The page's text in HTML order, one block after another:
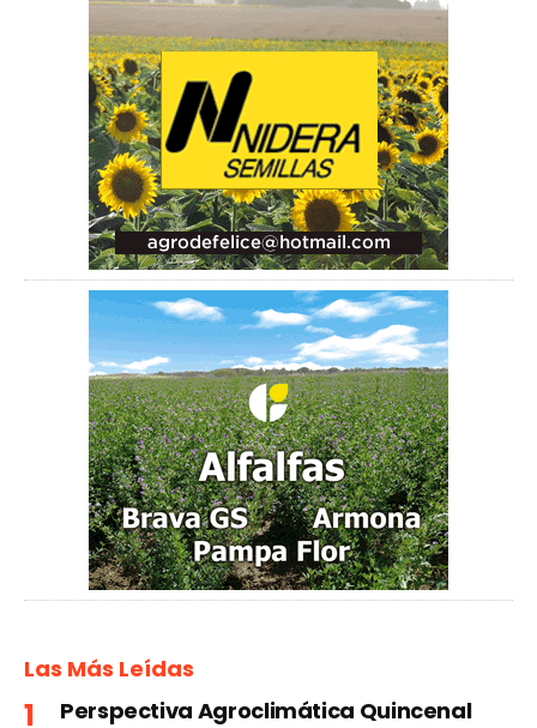
Las Más Leídas
Perspectiva Agroclimática Quincenal